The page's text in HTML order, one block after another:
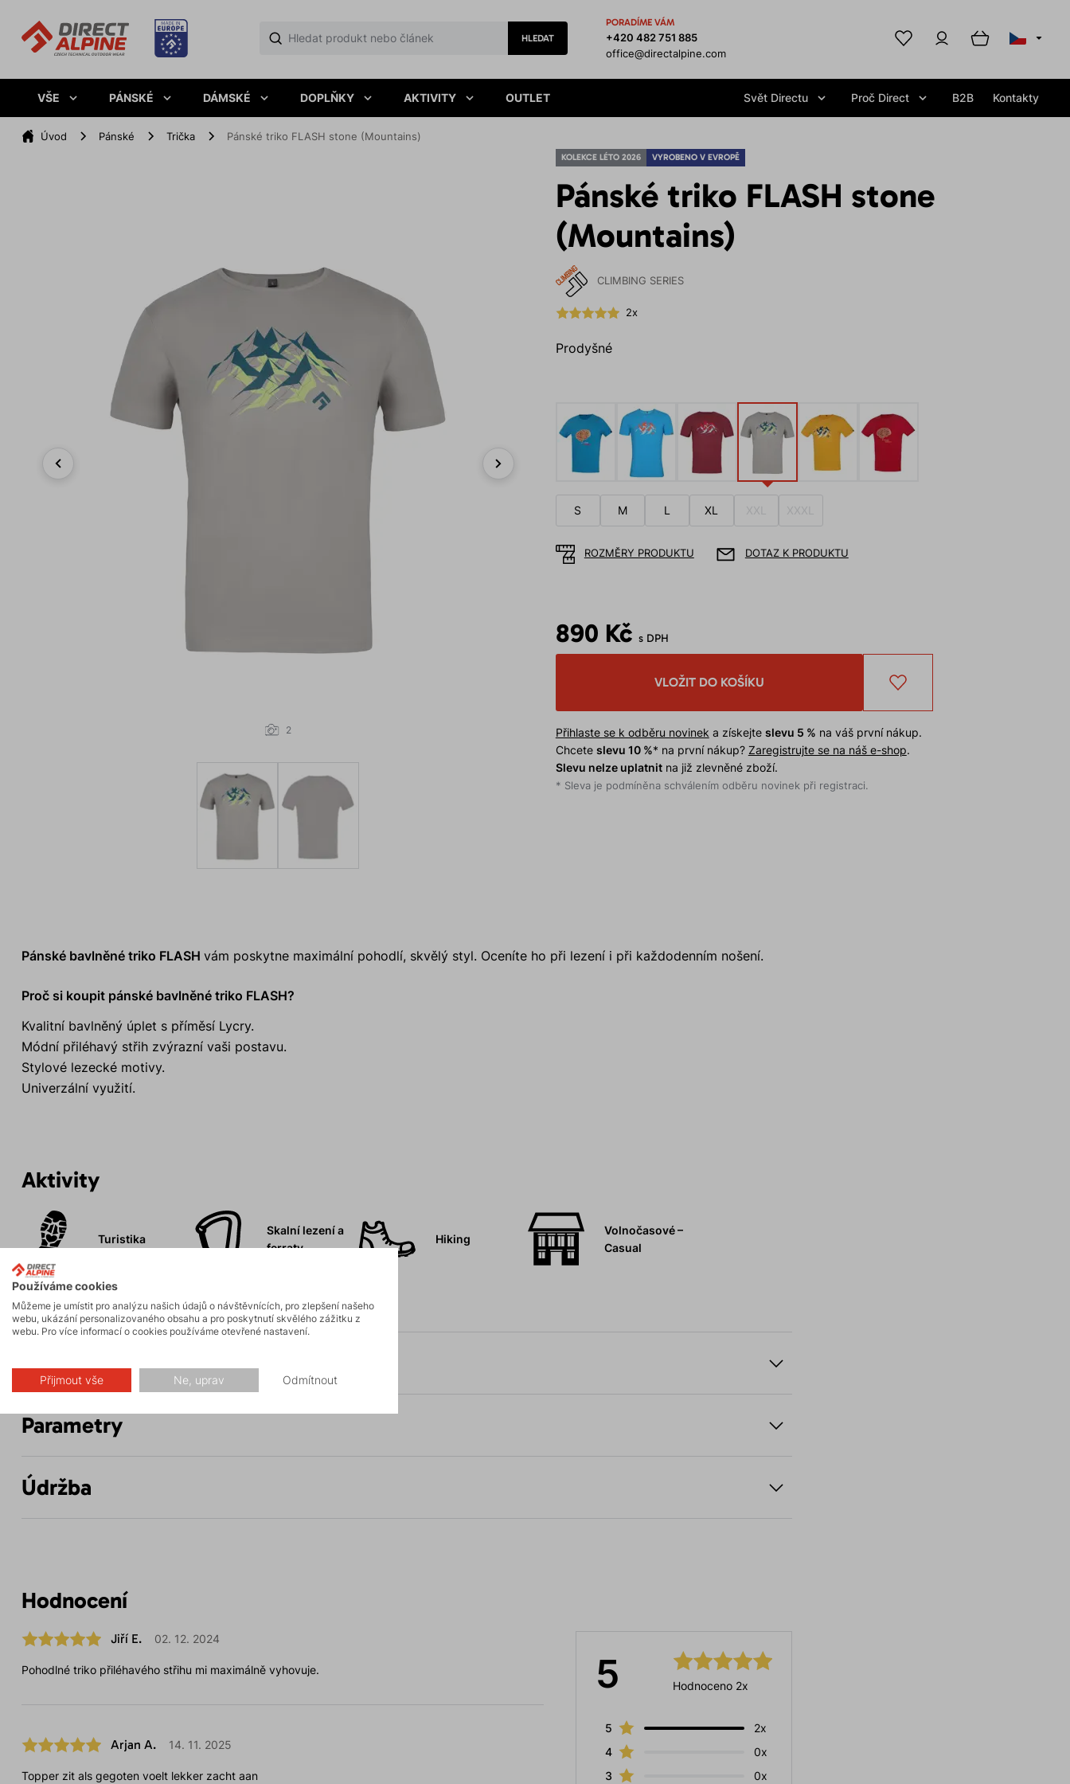
HLEDAT
PORADÍME VÁM
+420 482 751 885
office@directalpine.com
VŠE PÁNSKÉ DÁMSKÉ DOPLŇKY AKTIVITY OUTLET Svět Directu Proč Direct B2B Kontakty
Úvod Pánské Trička Pánské triko FLASH stone (Mountains)
KOLEKCE LÉTO 2026 VYROBENO V EVROPĚ
Pánské triko FLASH stone
(Mountains)
CLIMBING SERIES
2x
Prodyšné
2
S M L XL XXL XXXL
ROZMĚRY PRODUKTU DOTAZ K PRODUKTU
890 Kč s DPH
VLOŽIT DO KOŠÍKU
Přihlaste se k odběru novinek a získejte slevu 5 % na váš první nákup.
Chcete slevu 10 %* na první nákup? Zaregistrujte se na náš e-shop.
Slevu nelze uplatnitna již zlevněné zboží.
* Sleva je podmíněna schválením odběru novinek při registraci.
Pánské bavlněné triko FLASH vám poskytne maximální pohodlí, skvělý styl. Oceníte ho při lezení i při každodenním nošení.
Proč si koupit pánské bavlněné triko FLASH?
Kvalitní bavlněný úplet s příměsí Lycry.
Módní přiléhavý střih zvýrazní vaši postavu.
Stylové lezecké motivy.
Univerzální využití.
Aktivity
Turistika
Skalní lezení a
ferraty
Hiking
Volnočasové –
Casual
Popis
Parametry
Údržba
Hodnocení
5 Hodnoceno 2x
5
2x
4
0x
3
0x
Jiří E. 02. 12. 2024
Pohodlné triko přiléhavého střihu mi maximálně vyhovuje.
Arjan A. 14. 11. 2025
Topper zit als gegoten voelt lekker zacht aan
Používáme cookies
Můžeme je umístit pro analýzu našich údajů o návštěvnících, pro zlepšení našeho
webu, ukázání personalizovaného obsahu a pro poskytnutí skvělého zážitku z
webu. Pro více informací o cookies používáme otevřené nastavení.
Přijmout vše Ne, uprav Odmítnout